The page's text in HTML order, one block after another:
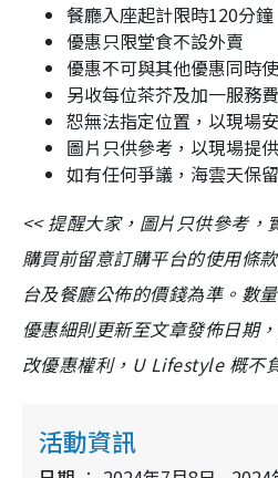
餐廳入座起計限時120分鐘
優惠只限堂食不設外賣
優惠不可與其他優惠同時
另收每位茶芥及加一服務
恕無法指定位置，以現場
圖片只供參考，以現場提
如有任何爭議，海雲天保
<< 提醒大家，圖片只供參考，
購買前留意訂購平台的使用條
台及餐廳公佈的價錢為準。數
優惠細則更新至文章發佈日期
改優惠權利，U Lifestyle 概不
活動資訊